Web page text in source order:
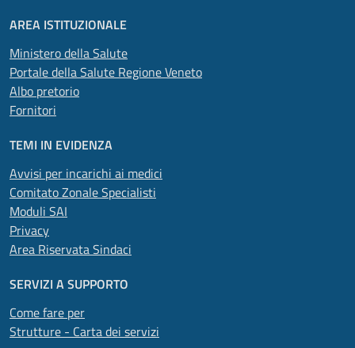
AREA ISTITUZIONALE
Ministero della Salute
Portale della Salute Regione Veneto
Albo pretorio
Fornitori
TEMI IN EVIDENZA
Avvisi per incarichi ai medici
Comitato Zonale Specialisti
Moduli SAI
Privacy
Area Riservata Sindaci
SERVIZI A SUPPORTO
Come fare per
Strutture - Carta dei servizi